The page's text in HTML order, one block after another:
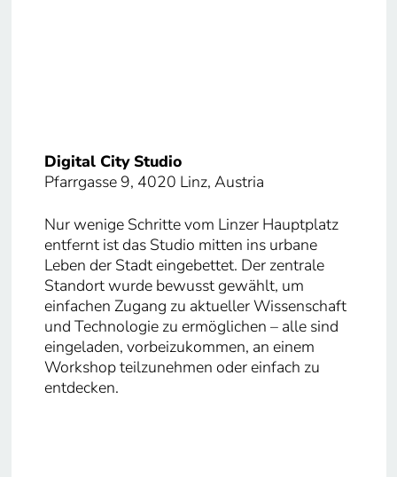
Digital City Studio
Pfarrgasse 9, 4020 Linz, Austria
Nur wenige Schritte vom Linzer Hauptplatz
entfernt ist das Studio mitten ins urbane
Leben der Stadt eingebettet. Der zentrale
Standort wurde bewusst gewählt, um
einfachen Zugang zu aktueller Wissenschaft
und Technologie zu ermöglichen – alle sind
eingeladen, vorbeizukommen, an einem
Workshop teilzunehmen oder einfach zu
entdecken.